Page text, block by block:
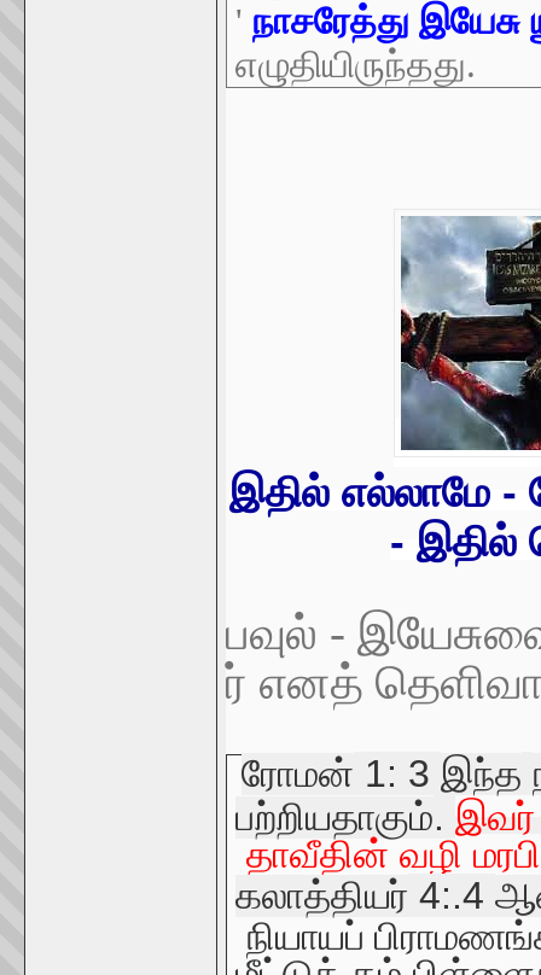
' நாசரேத்து
எழுதியிருந்தது.
இதில் எல்லாமே -
- இதில்
பவுல் -
ர் எனத்
ரோமன் 1: 3இந்த
பற்றியதாகும்.
தாவீதின் வழி
கலாத்தியர் 4:.4
நியாயப்